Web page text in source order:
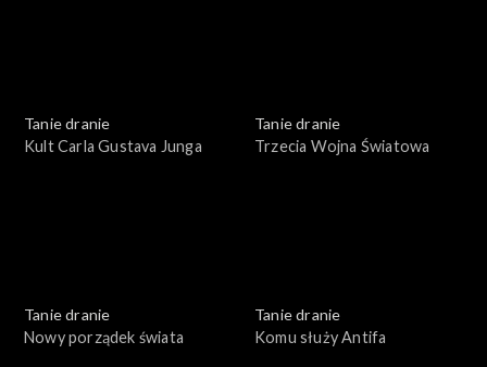
Tanie dranie
Kult Carla Gustava Junga
Tanie dranie
Trzecia Wojna Światowa
Tanie dranie
Nowy porządek świata
Tanie dranie
Komu służy Antifa